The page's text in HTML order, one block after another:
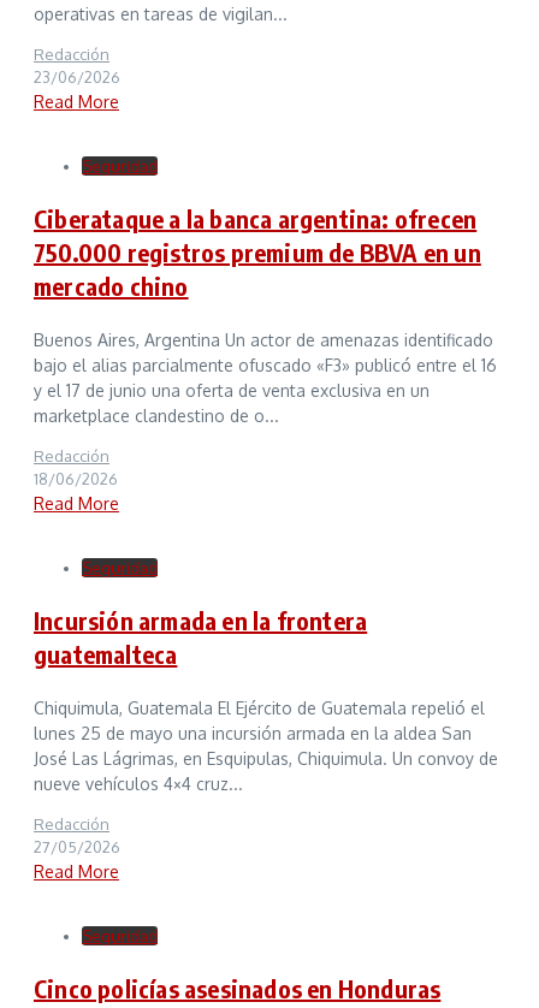
operativas en tareas de vigilan...
Redacción
23/06/2026
Read More
Seguridad
Ciberataque a la banca argentina: ofrecen
750.000 registros premium de BBVA en un
mercado chino
Buenos Aires, Argentina Un actor de amenazas identificado
bajo el alias parcialmente ofuscado «F3» publicó entre el 16
y el 17 de junio una oferta de venta exclusiva en un
marketplace clandestino de o...
Redacción
18/06/2026
Read More
Seguridad
Incursión armada en la frontera
guatemalteca
Chiquimula, Guatemala El Ejército de Guatemala repelió el
lunes 25 de mayo una incursión armada en la aldea San
José Las Lágrimas, en Esquipulas, Chiquimula. Un convoy de
nueve vehículos 4×4 cruz...
Redacción
27/05/2026
Read More
Seguridad
Cinco policías asesinados en Honduras